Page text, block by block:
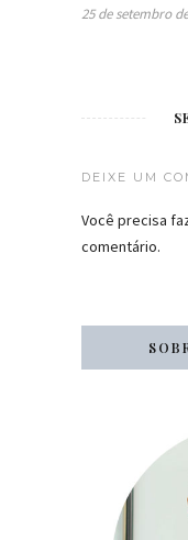
25 de setembro
DEIXE UM
Você precisa
comentário.